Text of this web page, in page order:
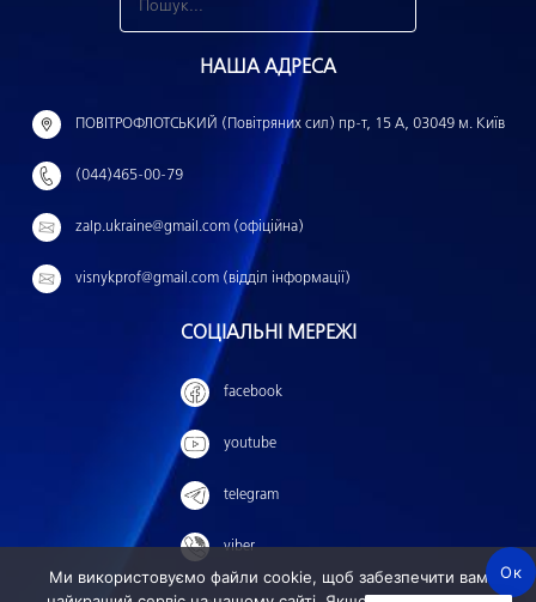
н
й
:
НАША АДРЕСА
ПОВІТРОФЛОТСЬКИЙ (Повітряних сил) пр-т, 15 А, 03049 м. Київ
(044)465-00-79
zalp.ukraine@gmail.com (офіційна)
visnykprof@gmail.com (відділ інформації)
СОЦІАЛЬНІ МЕРЕЖІ
facebook
youtube
telegram
viber
Ми використовуємо файли cookie, щоб забезпечити вам
Ок